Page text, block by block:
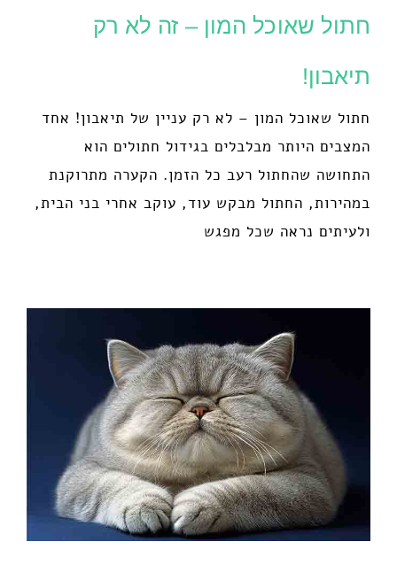
חתול שאוכל המון – זה לא רק
תיאבון!
חתול שאוכל המון – לא רק עניין של תיאבון! אחד
המצבים היותר מבלבלים בגידול חתולים הוא
התחושה שהחתול רעב כל הזמן. הקערה מתרוקנת
במהירות, החתול מבקש עוד, עוקב אחרי בני הבית,
ולעיתים נראה שכל מפגש